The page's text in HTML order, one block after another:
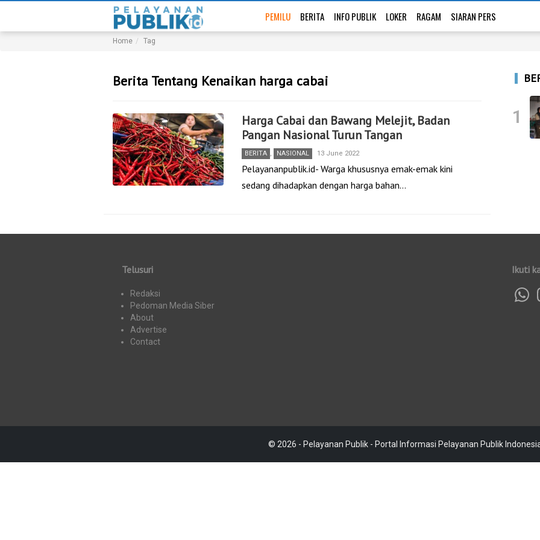
PEMILU BERITA INFO PUBLIK LOKER RAGAM SIARAN PERS
Home Tag
Berita Tentang Kenaikan harga cabai
Harga Cabai dan Bawang Melejit, Badan
Pangan Nasional Turun Tangan
BERITA , NASIONAL 13 June 2022
Pelayananpublik.id- Warga khususnya emak-emak kini
sedang dihadapkan dengan harga bahan…
1
Telusuri
Redaksi
Pedoman Media Siber
About
Advertise
Contact
Ikuti
© 2026 - Pelayanan Publik - Portal Informasi Pelayanan Publik